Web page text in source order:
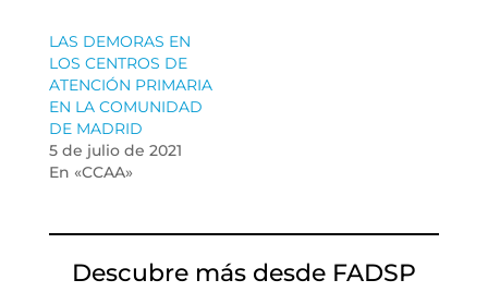
LAS DEMORAS EN
LOS CENTROS DE
ATENCIÓN PRIMARIA
EN LA COMUNIDAD
DE MADRID
5 de julio de 2021
En «CCAA»
Descubre más desde FADSP